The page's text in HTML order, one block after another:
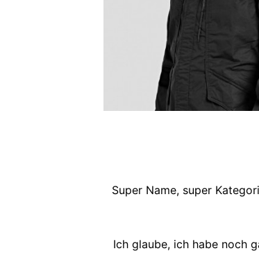
Super Name, super
Ich glaube, ich habe noch